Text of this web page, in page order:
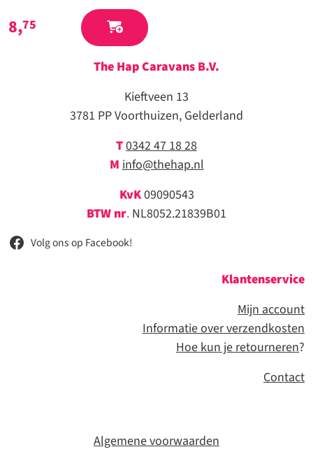
8,75
The Hap Caravans B.V.
Kieftveen 13
3781 PP Voorthuizen, Gelderland
T0342 47 18 28
M info@thehap.nl
KvK09090543
BTW nr. NL8052.21839B01
Volg ons op Facebook!
Klantenservice
Mijn account
Informatie over verzendkosten
Hoe kun je retourneren?
Contact
Algemene voorwaarden